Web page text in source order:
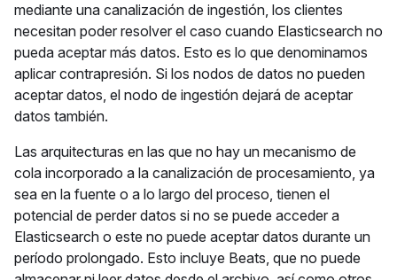
mediante una canalización de ingestión, los clientes
necesitan poder resolver el caso cuando Elasticsearch no
pueda aceptar más datos. Esto es lo que denominamos
aplicar contrapresión. Si los nodos de datos no pueden
aceptar datos, el nodo de ingestión dejará de aceptar
datos también.
Las arquitecturas en las que no hay un mecanismo de
cola incorporado a la canalización de procesamiento, ya
sea en la fuente o a lo largo del proceso, tienen el
potencial de perder datos si no se puede acceder a
Elasticsearch o este no puede aceptar datos durante un
período prolongado. Esto incluye Beats, que no puede